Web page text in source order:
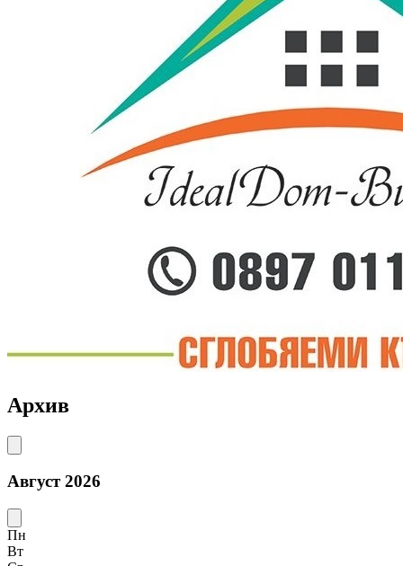
Архив
Август 2026
Пн
Вт